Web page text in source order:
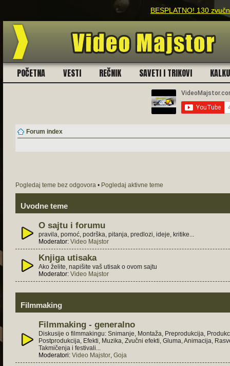
BESPLATNO! 130
POČETNA VESTI REČNIK SAVETI I TRIKOVI
Forum index
Pogledaj teme bez odgovora • Pogledaj aktivne teme
Uvodne teme
O sajtu i forumu
pravila, pomoć, podrška, pitanja, predlozi, ideje, kritike...
Moderator: Video Majstor
Knjiga utisaka
Ako želite, napišite vaš utisak o ovom sajtu
Moderator: Video Majstor
Filmmaking
Filmmaking - generalno
Diskusije o filmmakingu: Snimanje, Montaža, Preprodukcija,
Postprodukcija, Efekti, Muzika, Zvučni efekti, Gluma, Animacija,
Takmičenja i festivali...
Moderatori: Video Majstor, Goja